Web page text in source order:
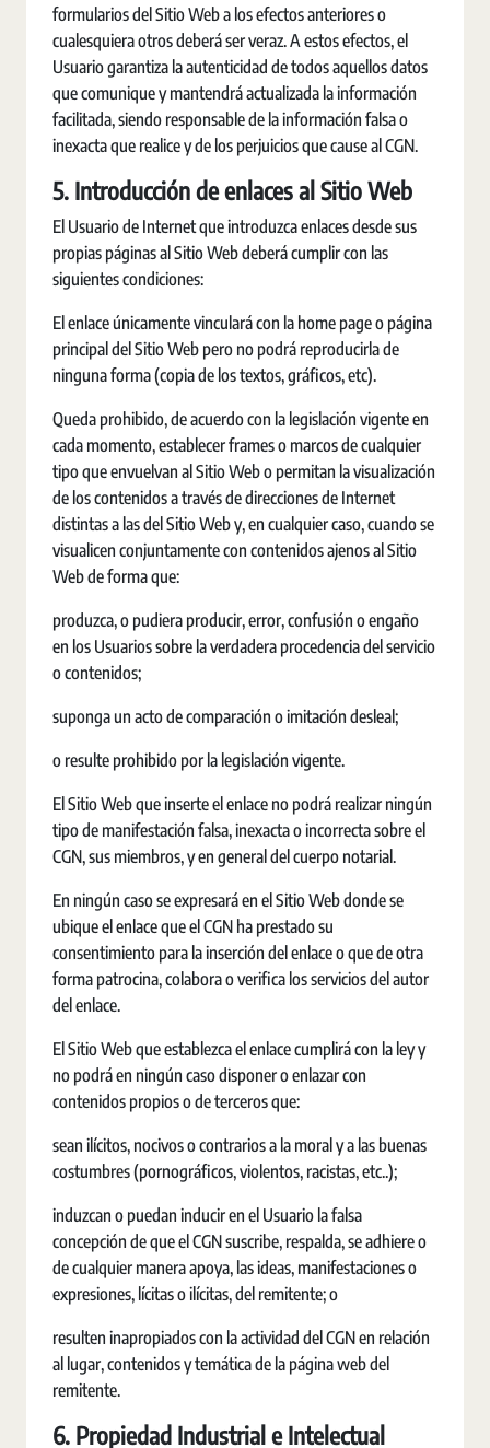
formularios del Sitio Web a los efectos anteriores o
cualesquiera otros deberá ser veraz. A estos efectos, el
Usuario garantiza la autenticidad de todos aquellos datos
que comunique y mantendrá actualizada la información
facilitada, siendo responsable de la información falsa o
inexacta que realice y de los perjuicios que cause al CGN.
5. Introducción de enlaces al Sitio Web
El Usuario de Internet que introduzca enlaces desde sus
propias páginas al Sitio Web deberá cumplir con las
siguientes condiciones:
El enlace únicamente vinculará con la home page o página
principal del Sitio Web pero no podrá reproducirla de
ninguna forma (copia de los textos, gráficos, etc).
Queda prohibido, de acuerdo con la legislación vigente en
cada momento, establecer frames o marcos de cualquier
tipo que envuelvan al Sitio Web o permitan la visualización
de los contenidos a través de direcciones de Internet
distintas a las del Sitio Web y, en cualquier caso, cuando se
visualicen conjuntamente con contenidos ajenos al Sitio
Web de forma que:
produzca, o pudiera producir, error, confusión o engaño
en los Usuarios sobre la verdadera procedencia del servicio
o contenidos;
suponga un acto de comparación o imitación desleal;
o resulte prohibido por la legislación vigente.
El Sitio Web que inserte el enlace no podrá realizar ningún
tipo de manifestación falsa, inexacta o incorrecta sobre el
CGN, sus miembros, y en general del cuerpo notarial.
En ningún caso se expresará en el Sitio Web donde se
ubique el enlace que el CGN ha prestado su
consentimiento para la inserción del enlace o que de otra
forma patrocina, colabora o verifica los servicios del autor
del enlace.
El Sitio Web que establezca el enlace cumplirá con la ley y
no podrá en ningún caso disponer o enlazar con
contenidos propios o de terceros que:
sean ilícitos, nocivos o contrarios a la moral y a las buenas
costumbres (pornográficos, violentos, racistas, etc..);
induzcan o puedan inducir en el Usuario la falsa
concepción de que el CGN suscribe, respalda, se adhiere o
de cualquier manera apoya, las ideas, manifestaciones o
expresiones, lícitas o ilícitas, del remitente; o
resulten inapropiados con la actividad del CGN en relación
al lugar, contenidos y temática de la página web del
remitente.
6. Propiedad Industrial e Intelectual